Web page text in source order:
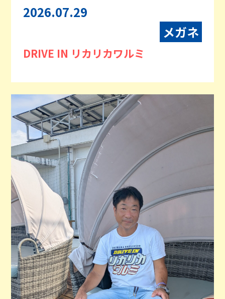
2026.07.29
メガネ
DRIVE IN リカリカワルミ